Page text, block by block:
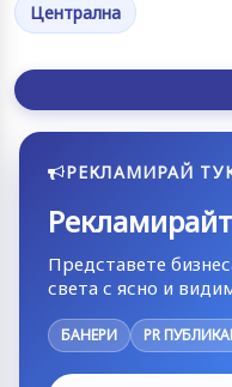
Централна
РЕКЛАМИРАЙ
Представете
света с ясно и
БАНЕРИ PR